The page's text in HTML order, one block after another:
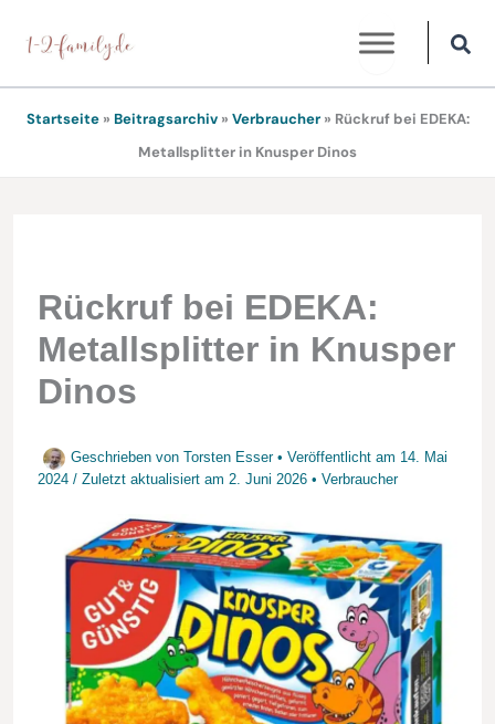
Inhalt
springen
Startseite» Beitragsarchiv» Verbraucher» Rückruf bei EDEKA:
Metallsplitter in Knusper Dinos
Rückruf bei EDEKA:
Metallsplitter in Knusper
Dinos
Geschrieben von Torsten Esser • Veröffentlicht am 14. Mai
2024 / Zuletzt aktualisiert am 2. Juni 2026• Verbraucher